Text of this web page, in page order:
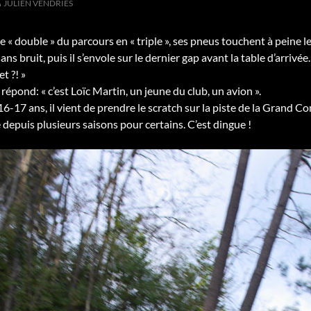
JULIEN VENDRIES
« double » du parcours en « triple », ses pneus touchent à peine
bruit, puis il s’envole sur le dernier gap avant la table
?! »
« c’est Loïc Martin, un jeune du club, un avion ».
17 ans, il vient de prendre le scratch sur la piste de la Grand
plusieurs saisons pour certains. C’est dingue !